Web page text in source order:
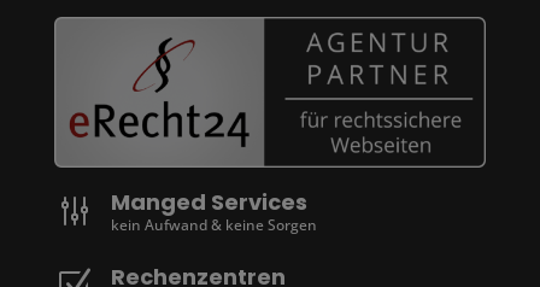
g Manged Services
kein Aufwand & keine Sorgen
Rechenzentren